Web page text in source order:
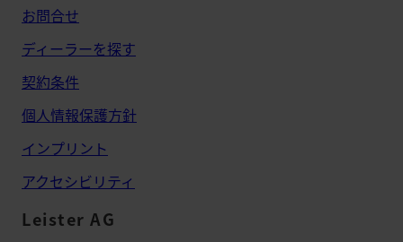
お問合せ
ディーラーを探す
契約条件
個人情報保護方針
インプリント
アクセシビリティ
Leister AG